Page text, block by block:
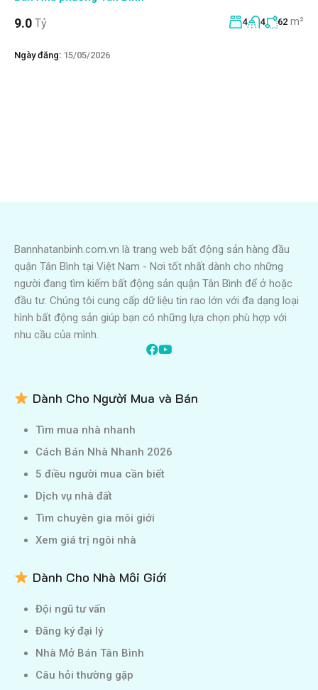
9.0 Tỷ 4 4 62 m²
Ngày đăng: 15/05/2026
Bannhatanbinh.com.vn là trang web bất động sản hàng đầu
quận Tân Bình tại Việt Nam - Nơi tốt nhất dành cho những
người đang tìm kiếm bất động sản quận Tân Bình để ở hoặc
đầu tư. Chúng tôi cung cấp dữ liệu tin rao lớn với đa dạng loại
hình bất động sản giúp bạn có những lựa chọn phù hợp với
nhu cầu của mình.
Dành Cho Người Mua và Bán
Tìm mua nhà nhanh
Cách Bán Nhà Nhanh 2026
5 điều người mua cần biết
Dịch vụ nhà đất
Tìm chuyên gia môi giới
Xem giá trị ngôi nhà
Dành Cho Nhà Môi Giới
Đội ngũ tư vấn
Đăng ký đại lý
Nhà Mở Bán Tân Bình
Câu hỏi thường gặp